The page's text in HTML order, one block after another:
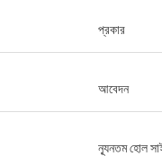
প্রকার
আবেদন
ন্যূনতম হোল